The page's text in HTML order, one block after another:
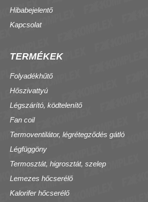
Hibabejelentő
Kapcsolat
TERMÉKEK
Folyadékhűtő
Hőszivattyú
Légszárító, ködtelenítő
Fan coil
Termoventilátor, légrétegződés gátló
Légfüggöny
Termosztát, higrosztát, szelep
Lemezes hőcserélő
Kalorifer hőcserélő